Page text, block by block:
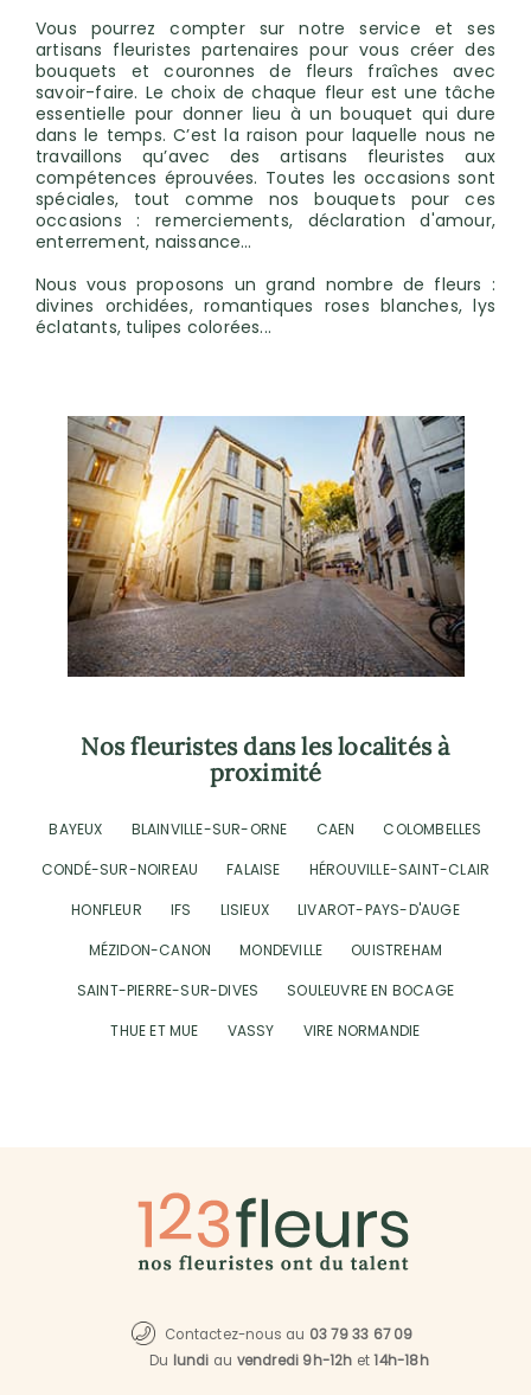
Vous pourrez compter sur notre service et ses
artisans fleuristes partenaires pour vous créer des
bouquets et couronnes de fleurs fraîches avec
savoir-faire. Le choix de chaque fleur est une tâche
essentielle pour donner lieu à un bouquet qui dure
dans le temps. C’est la raison pour laquelle nous ne
travaillons qu’avec des artisans fleuristes aux
compétences éprouvées. Toutes les occasions sont
spéciales, tout comme nos bouquets pour ces
occasions : remerciements, déclaration d'amour,
enterrement, naissance…
Nous vous proposons un grand nombre de fleurs :
divines orchidées, romantiques roses blanches, lys
éclatants, tulipes colorées...
Nos fleuristes dans les localités à
proximité
BAYEUX BLAINVILLE-SUR-ORNE CAEN
COLOMBELLES
CONDÉ-SUR-NOIREAU
FALAISE
HÉROUVILLE-SAINT-CLAIR
HONFLEUR
IFS LISIEUX
LIVAROT-PAYS-D'AUGE
MÉZIDON-CANON
MONDEVILLE
OUISTREHAM
SAINT-PIERRE-SUR-DIVES
SOULEUVRE EN BOCAGE
THUE ET MUE
VASSY VIRE NORMANDIE
Contactez-nous au 03 79 33 67 09
Du lundi au vendredi 9h-12h et14h-18h